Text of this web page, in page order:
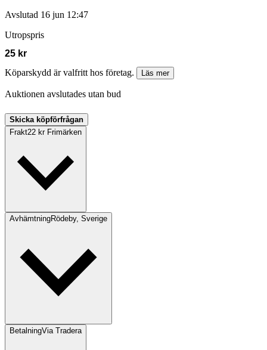
Avslutad 16 jun 12:47
Utropspris
25 kr
Köparskydd är valfritt hos företag.
Läs mer
Auktionen avslutades utan bud
Skicka köpförfrågan
Frakt22 kr Frimärken
AvhämtningRödeby, Sverige
BetalningVia Tradera